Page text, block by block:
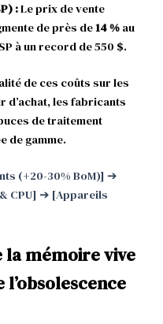
:Le prix de vente
de près de14 % au
à un record de 550 $.
de ces coûts sur les
d’achat, les fabricants
de traitement
de gamme.
(+20-30% BoM)] ➔
CPU] ➔ [Appareils
la mémoire vive